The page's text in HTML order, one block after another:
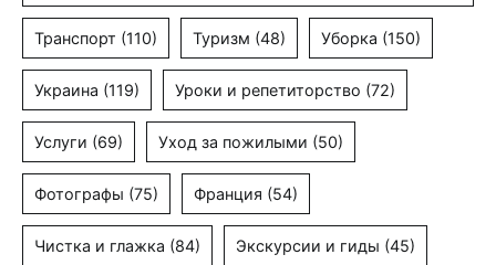
Транспорт (110) Туризм (48) Уборка (150)
Украина (119) Уроки и репетиторство (72)
Услуги (69) Уход за пожилыми (50)
Фотографы (75) Франция (54)
Чистка и глажка (84) Экскурсии и гиды (45)